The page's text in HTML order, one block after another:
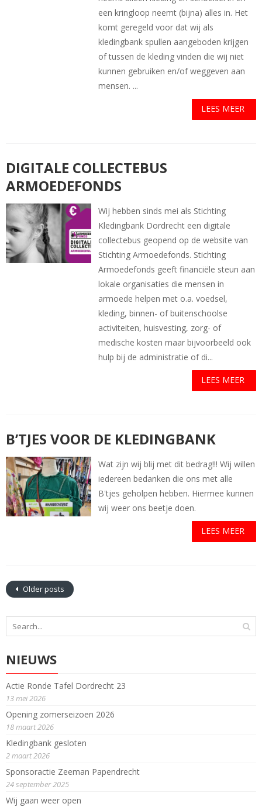
een kringloop neemt (bijna) alles in. Het
komt geregeld voor dat wij als
kledingbank spullen aangeboden krijgen
of tussen de kleding vinden die wij niet
kunnen gebruiken en/of weggeven aan
mensen. ...
LEES MEER
DIGITALE COLLECTEBUS
ARMOEDEFONDS
Wij hebben sinds mei als Stichting
Kledingbank Dordrecht een digitale
collectebus geopend op de website van
Stichting Armoedefonds. Stichting
Armoedefonds geeft financiële steun aan
lokale organisaties die mensen in
armoede helpen met o.a. voedsel,
kleding, binnen- of buitenschoolse
activiteiten, huisvesting, zorg- of
medische kosten maar bijvoorbeeld ook
hulp bij de administratie of di...
LEES MEER
B’TJES VOOR DE KLEDINGBANK
Wat zijn wij blij met dit bedrag!!! Wij willen
iedereen bedanken die ons met alle
B'tjes geholpen hebben. Hiermee kunnen
wij weer ons beetje doen.
LEES MEER
Older posts
NIEUWS
Actie Ronde Tafel Dordrecht 23
13 mei 2026
Opening zomerseizoen 2026
18 maart 2026
Kledingbank gesloten
2 maart 2026
Sponsoractie Zeeman Papendrecht
24 september 2025
Wij gaan weer open